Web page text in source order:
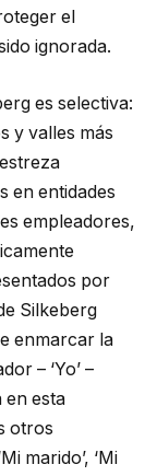
el
ignorada.
es selectiva:
y valles más
en entidades
empleadores,
por
Silkeberg
enmarcar la
– ‘Yo’ –
en esta
otros
marido’, ‘Mi